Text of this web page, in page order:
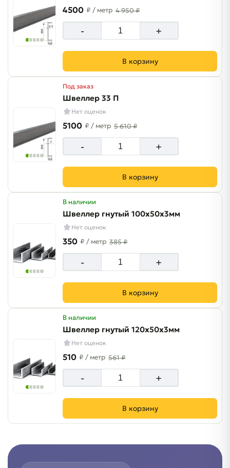
4500 ₽ / метр 4 950 ₽
- +
В корзину
Под заказ
Швеллер 33 П
Нет оценок
5100 ₽ / метр 5 610 ₽
- +
В корзину
В наличии
Швеллер гнутый 100х50х3мм
Нет оценок
350 ₽ / метр 385 ₽
- +
В корзину
В наличии
Швеллер гнутый 120х50х3мм
Нет оценок
510 ₽ / метр 561 ₽
- +
В корзину